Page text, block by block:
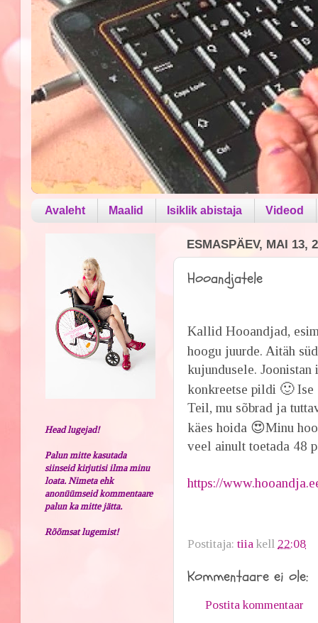
Avaleht Maalid Isiklik abistaja Videod
ESMASPÄEV, MAI 13,
Hooandjatele
Kallid Hooandjad,
hoogu juurde. Aitäh
kujundusele.
konkreetse pildi 🙂Ise
Teil, mu sõbrad ja
käes hoida 😍Minu
veel ainult toetada 48
https://
Postitaja:tiia kell 22:08
Kommentaare ei ole:
Postita kommentaar
Head lugejad!
Palun mitte kasutada
siinseid kirjutisi ilma minu
loata. Nimeta ehk
anonüümseid kommentaare
palun ka mitte jätta.
Rõõmsat lugemist!